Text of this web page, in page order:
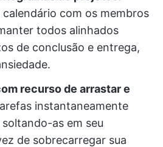
com os membros
todos alinhados
de conclusão e entrega,
recurso de arrastar e
instantaneamente
as em seu
de sobrecarregar sua